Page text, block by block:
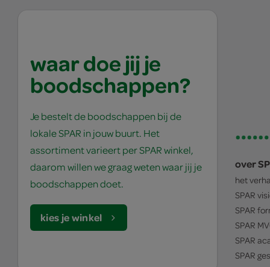
waar doe jij je
boodschappen?
Je bestelt de boodschappen bij de
lokale SPAR in jouw buurt. Het
assortiment varieert per SPAR winkel,
daarom willen we graag weten waar jij je
boodschappen doet.
kies je winkel
over
het
SPAR
SPAR
SPAR
SPAR
SPAR